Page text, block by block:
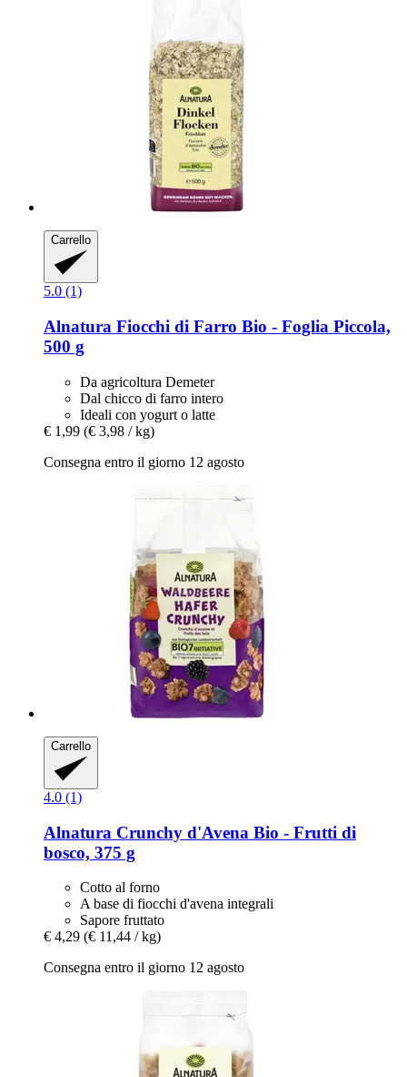
Carrello
5.0 (1)
Alnatura Fiocchi di Farro Bio -​ Foglia Piccola,
500 g
Da agricoltura Demeter
Dal chicco di farro intero
Ideali con yogurt o latte
€ 1,99 (€ 3,98 / kg)
Consegna entro il giorno 12 agosto
Carrello
4.0 (1)
Alnatura Crunchy d'Avena Bio -​ Frutti di
bosco, 375 g
Cotto al forno
A base di fiocchi d'avena integrali
Sapore fruttato
€ 4,29 (€ 11,44 / kg)
Consegna entro il giorno 12 agosto